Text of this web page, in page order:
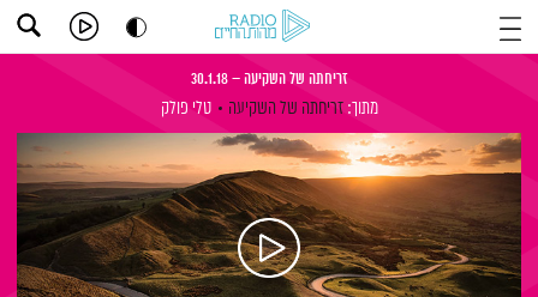
זריחתה של השקיעה – 30.1.18
מתוך: זריחתה של השקיעה טלי פולק